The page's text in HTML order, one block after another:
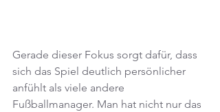
Gerade dieser Fokus sorgt dafür, dass
sich das Spiel deutlich persönlicher
anfühlt als viele andere
Fußballmanager. Man hat nicht nur das